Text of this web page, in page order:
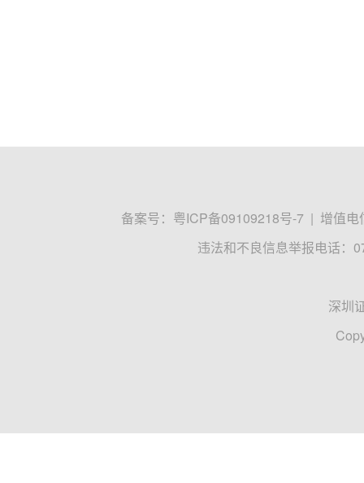
备案号： 粤ICP备09109218号-7 | 增值电
违法和不良信息举报电话：
深圳